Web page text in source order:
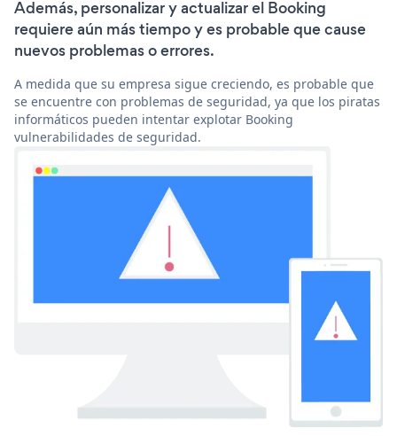
Además, personalizar y actualizar el Booking
requiere aún más tiempo y es probable que cause
nuevos problemas o errores.
A medida que su empresa sigue creciendo, es probable que
se encuentre con problemas de seguridad, ya que los piratas
informáticos pueden intentar explotar Booking
vulnerabilidades de seguridad.